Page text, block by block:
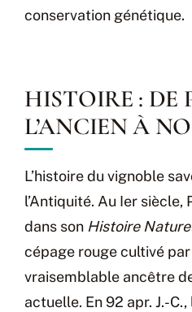
conservation génétique.
HISTOIRE : DE
L’ANCIEN À
L’histoire du vignoble
l’Antiquité. Au Ier siècle,
dans son Histoire
cépage rouge cultivé
vraisemblable ancêtre
actuelle. En 92 apr. J.-